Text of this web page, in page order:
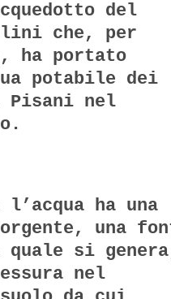
del
che, per
ha portato
potabile dei
Pisani nel
ha una
una
quale si
nel